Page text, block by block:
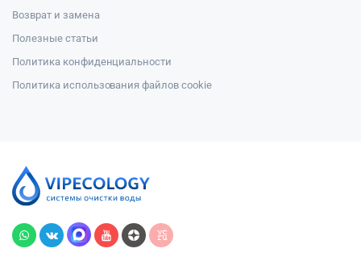
Возврат и замена
Полезные статьи
Политика конфиденциальности
Политика использования файлов cookie